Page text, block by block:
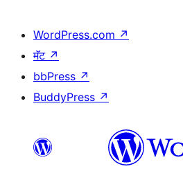
WordPress.com ↗
मॅट ↗
bbPress ↗
BuddyPress ↗